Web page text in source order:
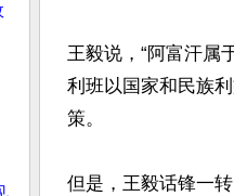
王毅说，“阿富汗属
利班以国家和民族
策。
但是，王毅话锋一